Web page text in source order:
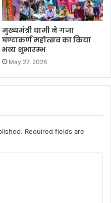
मुख्यमंत्री धामी ने गजा
घण्टाकर्ण महोत्सव का किया
भव्य शुभारम्भ
May 27, 2026
Required fields are